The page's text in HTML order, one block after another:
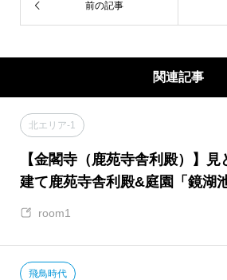
前の記事
関連記事
北エリア-1
【金閣寺（鹿苑寺舎利殿）】
建て鹿苑寺舎利殿&庭園「鏡湖池
room1
飛鳥時代